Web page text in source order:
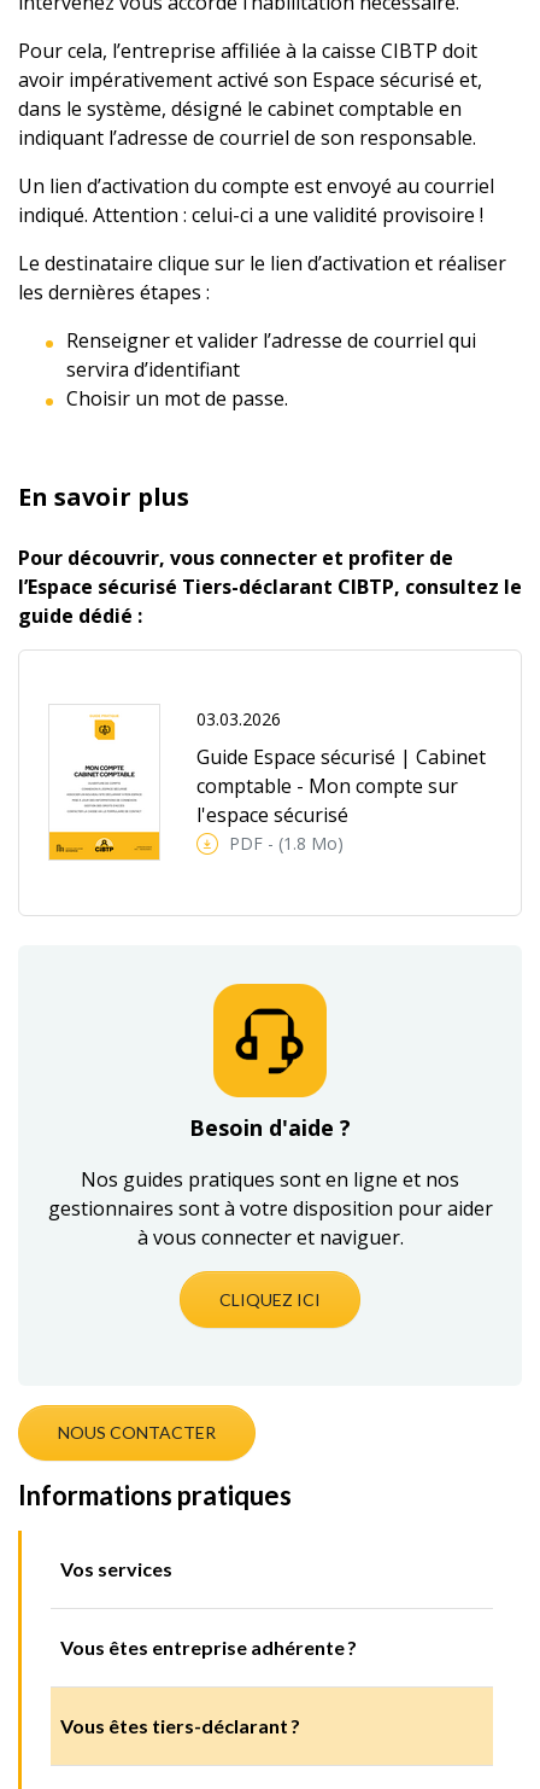
Pour cela, l’entreprise affiliée à la caisse CIBTP doit
avoir impérativement activé son Espace sécurisé et,
dans le système, désigné le cabinet comptable en
indiquant l’adresse de courriel de son responsable.
Un lien d’activation du compte est envoyé au courriel
indiqué. Attention : celui-ci a une validité provisoire !
Le destinataire clique sur le lien d’activation et réaliser
les dernières étapes :
Renseigner et valider l’adresse de courriel qui
servira d’identifiant
Choisir un mot de passe.
En savoir plus
Pour découvrir, vous connecter et profiter de
l’Espace sécurisé Tiers-déclarant CIBTP, consultez le
guide dédié :
03.03.2026
Guide Espace sécurisé | Cabinet
comptable - Mon compte sur
l'espace sécurisé
PDF - (1.8 Mo)
Besoin d'aide ?
Nos guides pratiques sont en ligne et nos
gestionnaires sont à votre disposition pour aider
à vous connecter et naviguer.
CLIQUEZ ICI
NOUS CONTACTER
Informations pratiques
Vos services
Vous êtes entreprise adhérente ?
Vous êtes tiers-déclarant ?